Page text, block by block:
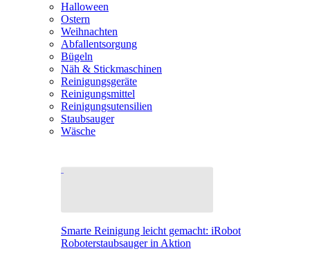
Halloween
Ostern
Weihnachten
Abfallentsorgung
Bügeln
Näh & Stickmaschinen
Reinigungsgeräte
Reinigungsmittel
Reinigungsutensilien
Staubsauger
Wäsche
Smarte Reinigung leicht gemacht: iRobot
Roboterstaubsauger in Aktion